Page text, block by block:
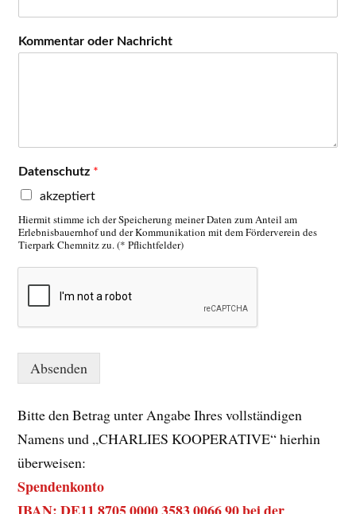
Kommentar oder Nachricht
Datenschutz *
akzeptiert
Hiermit stimme ich der Speicherung meiner Daten zum Anteil am
Erlebnisbauernhof und der Kommunikation mit dem Förderverein des
Tierpark Chemnitz zu. (* Pflichtfelder)
Absenden
Bitte den Betrag unter Angabe Ihres vollständigen
Namens und „CHARLIES KOOPERATIVE“ hierhin
überweisen:
Spendenkonto